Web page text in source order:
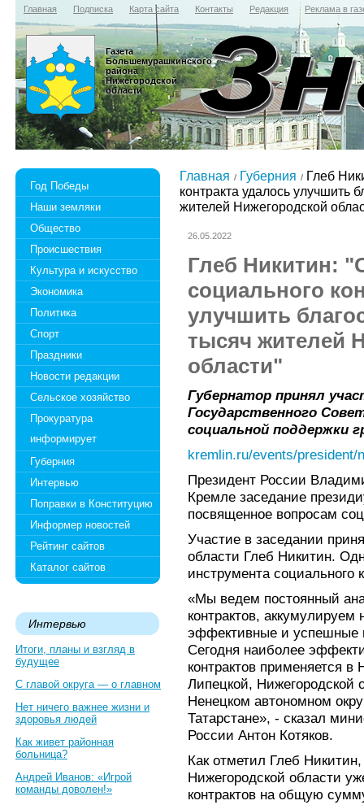
Главная Подписка Карта сайта Контакты Редакция Реклама в
Газета
Большемурашкинского
района
Нижегородской
области
Год Победы
Наши земляки
Общество
Происшествия
Культура и искусство
Экономика
Политика
Спорт
Праздники
Новости редакции
Сельское хозяйство
Прокуратура
информирует
Губерния
Интервью
Поправки в Конституцию
Информер новостей
Рейтинг сайтов
Каталог сайтов
Интервью
Итоги, планы и взгляд в
будущее
С главой округа — о главном
Нет ничего важнее жизни и
здоровья людей
Как живет районная
больница?
Андрей Иванов: «Игрой
команды доволен!»
Главная Губерния
Глеб
контракта удалось улучшить
жителей Нижегородской
26.05.2022
Глеб Никитин:
социального
улучшить
тысяч жителей
области"
Губернатор принял
Государственного
социальной поддержки
kremlin.ru/events/president/
Президент России
Кремле заседание
посвященное вопросам
Участие в заседании
области Глеб Никитин.
инструмента социального
«Мы ведем постоянный
контрактов,
эффективные и успешные
Сегодня наиболее
контрактов применяется в
Липецкой, Нижегородской
Ненецком автономном
Татарстане», - сказал
России Антон Котяков.
Как отметил Глеб
Нижегородской области
контрактов на общую